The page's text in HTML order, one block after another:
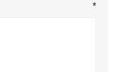
*